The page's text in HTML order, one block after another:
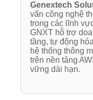
Genextech
vấn công nghệ
trong các lĩnh
GNXT hỗ trợ
tầng, tự động
hệ thống thông
trên nền tảng
vững dài hạn.